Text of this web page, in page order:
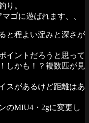
り。
ゴに遊ばれます、、
と程よい淀みと深さが
イントだろうと思って
しかも！？複数匹が見
スがあるけど距離はあ
のMIU4・2gに変更し